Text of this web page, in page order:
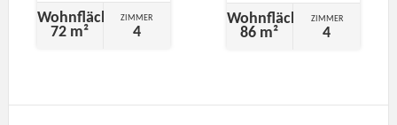
Wohnfläche
72 m²
ZIMMER
4
Wohnfläche
86 m²
ZIMMER
4